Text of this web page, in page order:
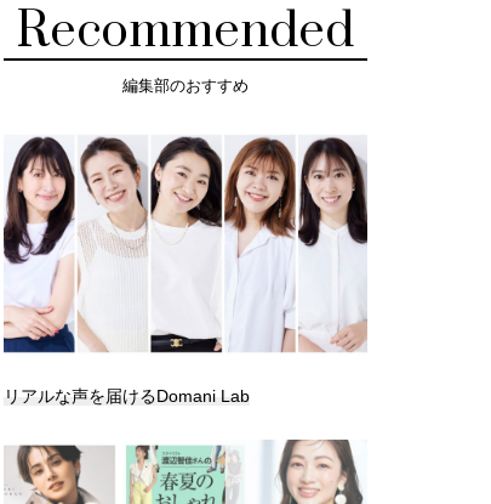
Recommended
編集部のおすすめ
リアルな声を届けるDomani Lab